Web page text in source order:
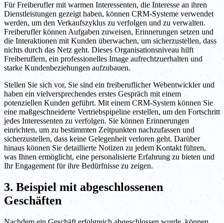
Für Freiberufler mit warmen Interessenten, die Interesse an ihren
Dienstleistungen gezeigt haben, können CRM-Systeme verwendet
werden, um den Verkaufszyklus zu verfolgen und zu verwalten.
Freiberufler können Aufgaben zuweisen, Erinnerungen setzen und
die Interaktionen mit Kunden überwachen, um sicherzustellen, dass
nichts durch das Netz geht. Dieses Organisationsniveau hilft
Freiberuflern, ein professionelles Image aufrechtzuerhalten und
starke Kundenbeziehungen aufzubauen.
Stellen Sie sich vor, Sie sind ein freiberuflicher Webentwickler und
haben ein vielversprechendes erstes Gespräch mit einem
potenziellen Kunden geführt. Mit einem CRM-System können Sie
eine maßgeschneiderte Vertriebspipeline erstellen, um den Fortschritt
jedes Interessenten zu verfolgen. Sie können Erinnerungen
einrichten, um zu bestimmten Zeitpunkten nachzufassen und
sicherzustellen, dass keine Gelegenheit verloren geht. Darüber
hinaus können Sie detaillierte Notizen zu jedem Kontakt führen,
was Ihnen ermöglicht, eine personalisierte Erfahrung zu bieten und
Ihr Engagement für ihre Bedürfnisse zu zeigen.
3. Beispiel mit abgeschlossenen
Geschäften